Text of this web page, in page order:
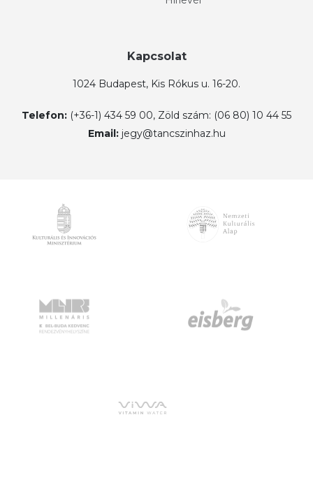
Kapcsolat
1024 Budapest, Kis Rókus u. 16-20.
Telefon: (+36-1) 434 59 00, Zöld szám: (06 80) 10 44 55
Email: jegy@tancszinhaz.hu